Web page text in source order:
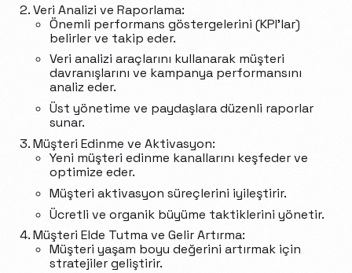
Veri Analizi ve Raporlama:
Önemli performans göstergelerini (KPI’lar)
belirler ve takip eder.
Veri analizi araçlarını kullanarak müşteri
davranışlarını ve kampanya performansını
analiz eder.
Üst yönetime ve paydaşlara düzenli raporlar
sunar.
Müşteri Edinme ve Aktivasyon:
Yeni müşteri edinme kanallarını keşfeder ve
optimize eder.
Müşteri aktivasyon süreçlerini iyileştirir.
Ücretli ve organik büyüme taktiklerini yönetir.
Müşteri Elde Tutma ve Gelir Artırma:
Müşteri yaşam boyu değerini artırmak için
stratejiler geliştirir.